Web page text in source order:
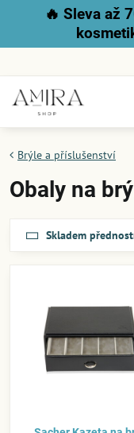
🔥 Sleva až
Brýle a příslušenství
Obaly na
Skladem